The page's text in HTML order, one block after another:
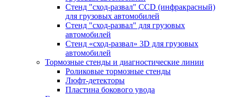
Стенд "сход-развал" CCD (инфракрасный)
для грузовых автомобилей
Стенд "сход-развал" для грузовых
автомобилей
Стенд «сход-развал» 3D для грузовых
автомобилей
Тормозные стенды и диагностические линии
Роликовые тормозные стенды
Люфт-детекторы
Пластина бокового увода